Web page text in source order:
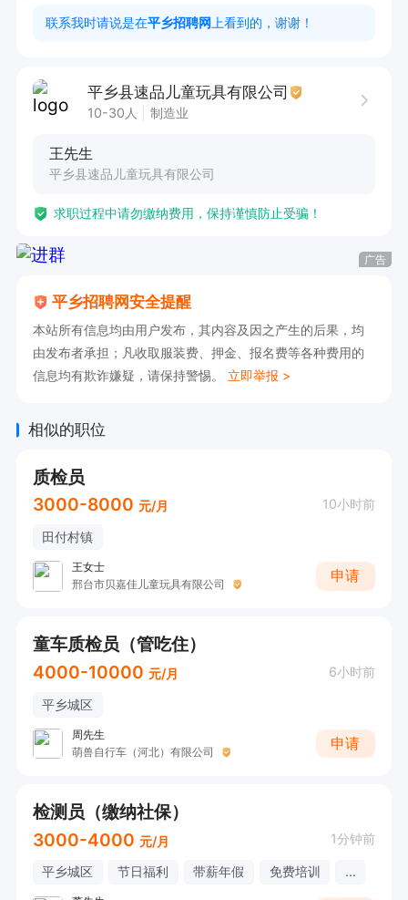
联系我时请说是在平乡招聘网 上看到的，谢谢！
平乡县速品儿童玩具有限公司
10-30人 制造业
王先生
平乡县速品儿童玩具有限公司
求职过程中请勿缴纳费用，保持谨慎防止受骗！
广告
平乡招聘网安全提醒
本站所有信息均由用户发布，其内容及因之产生的后果，均
由发布者承担；凡收取服装费、押金、报名费等各种费用的
信息均有欺诈嫌疑，请保持警惕。 立即举报 >
相似的职位
质检员
3000-8000 元/月 10小时前
田付村镇
王女士
邢台市贝嘉佳儿童玩具有限公司
申请
童车质检员（管吃住）
4000-10000 元/月 6小时前
平乡城区
周先生
萌兽自行车（河北）有限公司
申请
检测员（缴纳社保）
3000-4000 元/月 1分钟前
平乡城区 节日福利 带薪年假 免费培训 ...